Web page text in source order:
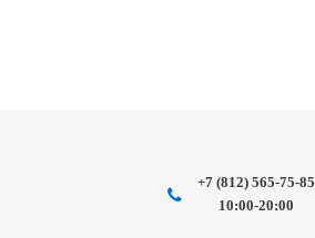
+7 (812) 565-75-85
10:00-20:00